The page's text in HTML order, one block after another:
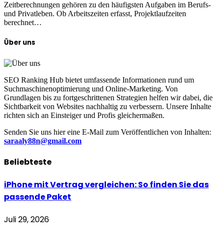
Zeitberechnungen gehören zu den häufigsten Aufgaben im Berufs-
und Privatleben. Ob Arbeitszeiten erfasst, Projektlaufzeiten
berechnet…
Über uns
SEO Ranking Hub bietet umfassende Informationen rund um
Suchmaschinenoptimierung und Online-Marketing. Von
Grundlagen bis zu fortgeschrittenen Strategien helfen wir dabei, die
Sichtbarkeit von Websites nachhaltig zu verbessern. Unsere Inhalte
richten sich an Einsteiger und Profis gleichermaßen.
Senden Sie uns hier eine E-Mail zum Veröffentlichen von Inhalten:
saraaly88n@gmail.com
Beliebteste
iPhone mit Vertrag vergleichen: So finden Sie das
passende Paket
Juli 29, 2026